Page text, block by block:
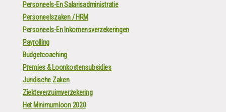
Personeels-En Salarisadministratie
Personeelszaken / HRM
Personeels-En Inkomensverzekeringen
Payrolling
Budgetcoaching
Premies & Loonkostensubsidies
Juridische Zaken
Ziekteverzuimverzekering
Het Minimumloon 2020